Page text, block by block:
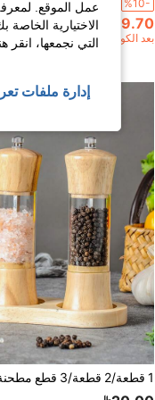
%10-
29.70
بعد الكوبون
عمل الموقع.
الاختيارية
التي نجمعها، انقر
إدارة ملفات